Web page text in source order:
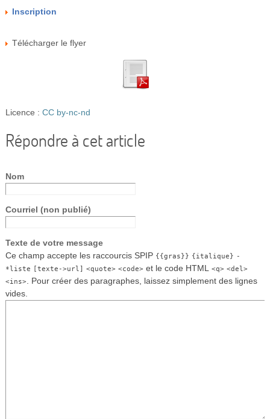
Inscription
Télécharger le flyer
Licence : CC by-nc-nd
Répondre à cet article
Nom
Courriel (non publié)
Texte de votre message
Ce champ accepte les raccourcis SPIP {{gras}} {italique} -
*liste [texte->url] <quote> <code>et le code HTML <q> <del>
<ins>. Pour créer des paragraphes, laissez simplement des lignes
vides.